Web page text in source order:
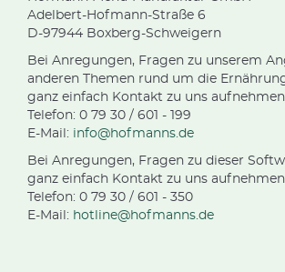
Adelbert-Hofmann-Straße 6
D-97944 Boxberg-Schweigern
Bei Anregungen, Fragen zu unserem
anderen Themen rund um die
ganz einfach Kontakt zu uns
Telefon: 0 79 30 / 601 - 199
E-Mail: info@hofmanns.de
Bei Anregungen, Fragen zu dieser
ganz einfach Kontakt zu uns
Telefon: 0 79 30 / 601 - 350
E-Mail: hotline@hofmanns.de